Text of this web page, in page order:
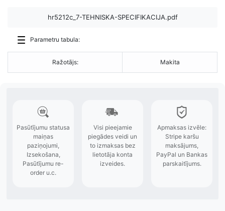
hr5212c_7-TEHNISKA-SPECIFIKACIJA.pdf
Parametru tabula:
Ražotājs: Makita